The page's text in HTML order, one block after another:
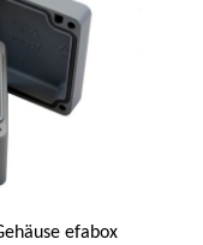
efabox